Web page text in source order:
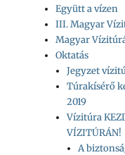
Együtt a vízen
III. Magyar
Magyar
Oktatás
Jegyzet
Túrakísérő
2019
Vízitúra
VÍZITÚRÁN!
A